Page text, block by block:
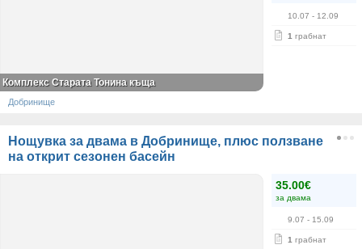
10.07 - 12.09
1 грабнат
Комплекс Старата Тонина къща
Добринище
Нощувка за двама в Добринище, плюс ползване
на открит сезонен басейн
35.00€
за двама
9.07 - 15.09
1 грабнат